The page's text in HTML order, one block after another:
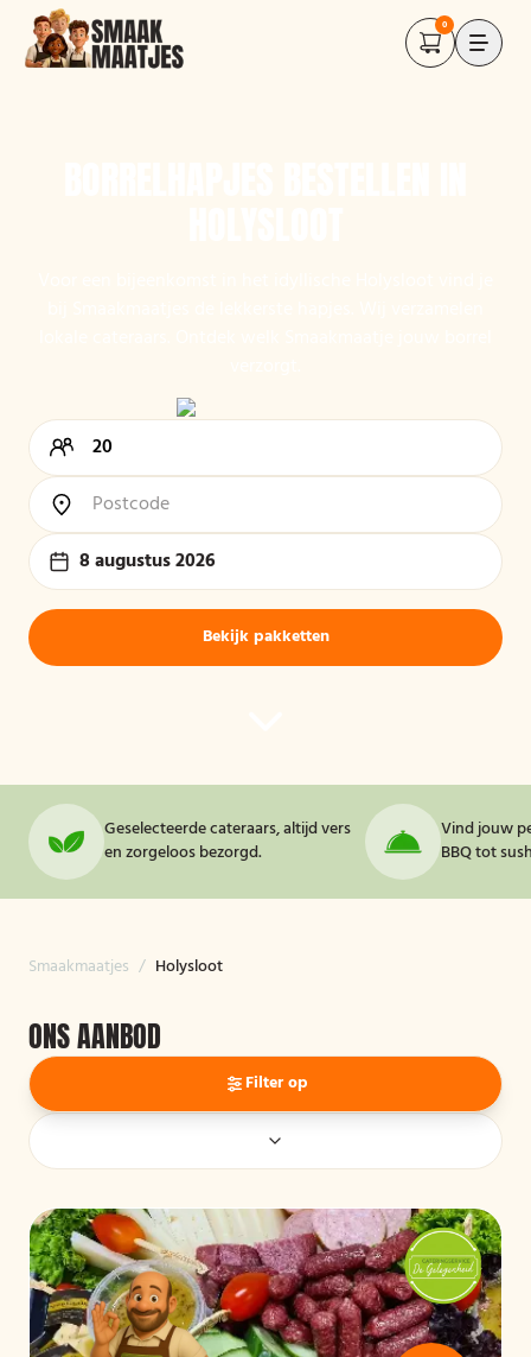
0
8 augustus 2026
Bekijk pakketten
Geselecteerde cateraars, altijd vers
en zorgeloos bezorgd.
Vind jouw
BBQ tot
Smaakmaatjes / Holysloot
ONS AANBOD
Filter op